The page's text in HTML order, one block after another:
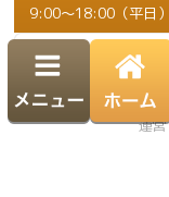
9:00～18:00（平日
運営